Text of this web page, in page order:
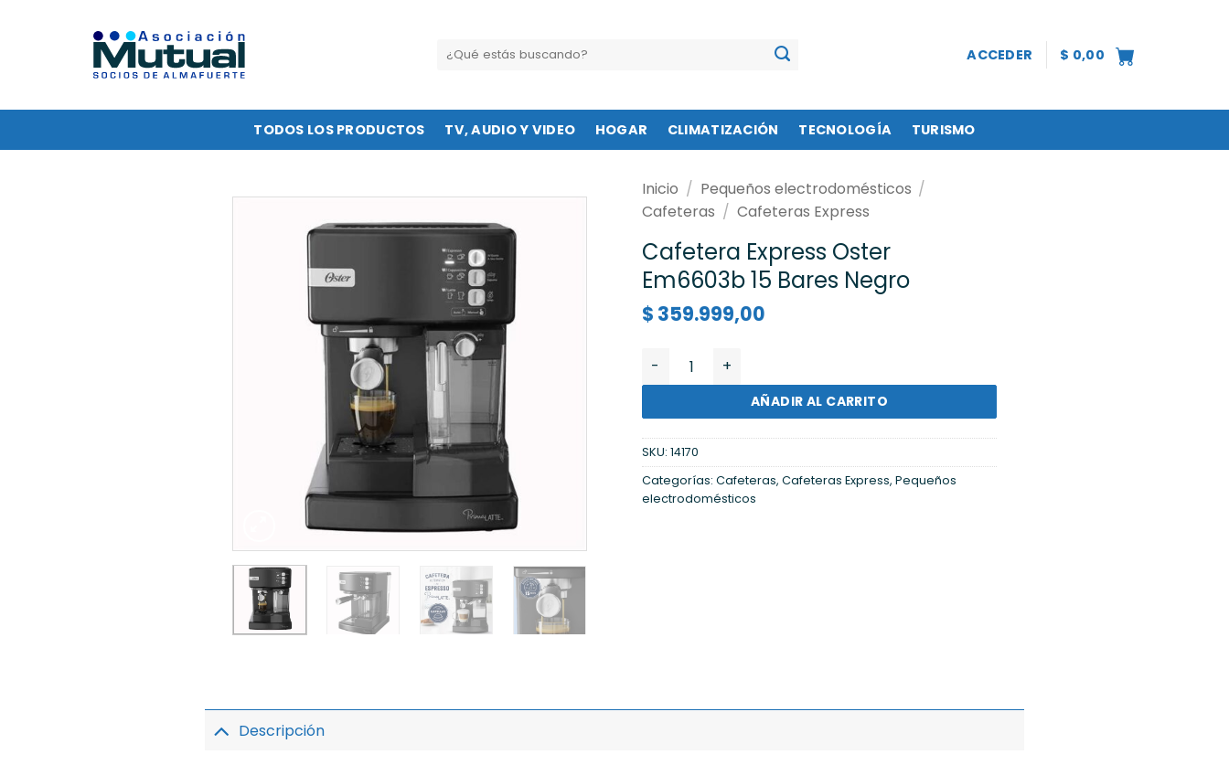
Buscar
por:
ACCEDER $ 0,00
TODOS LOS PRODUCTOS TV, AUDIO Y VIDEO HOGAR CLIMATIZACIÓN TECNOLOGÍA TURISMO
Inicio / Pequeños electrodomésticos /
Cafeteras / Cafeteras Express
Cafetera Express Oster
Em6603b 15 Bares Negro
$ 359.999,00
Cafetera Express Oster Em6603b 15 Bares Negro cantidad
AÑADIR AL CARRITO
SKU: 14170
Categorías: Cafeteras, Cafeteras Express, Pequeños
electrodomésticos
Descripción